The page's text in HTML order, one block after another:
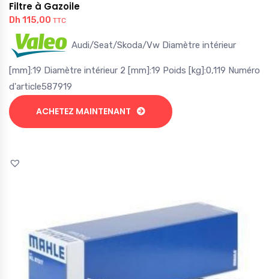
Filtre à Gazoile
Dh 115,00 TTC
Audi/Seat/Skoda/Vw Diamètre intérieur
[mm]:19 Diamètre intérieur 2 [mm]:19 Poids [kg]:0,119 Numéro
d'article587919
ACHETEZ MAINTENANT